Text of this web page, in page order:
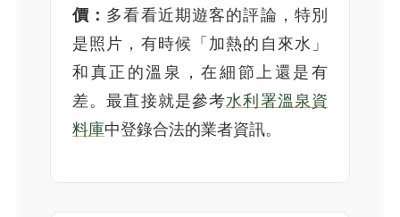
價： 多看看近期遊客的評論，特別
是照片，有時候「加熱的自來水」
和真正的溫泉，在細節上還是有
差。最直接就是參考水利署溫泉資
料庫中登錄合法的業者資訊。